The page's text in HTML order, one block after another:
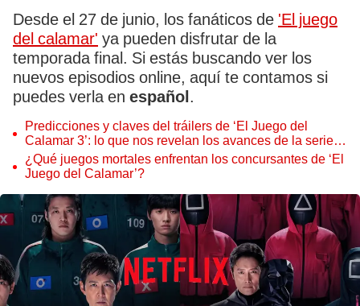
Desde el 27 de junio, los fanáticos de 'El juego
del calamar' ya pueden disfrutar de la
temporada final. Si estás buscando ver los
nuevos episodios online, aquí te contamos si
puedes verla en español.
Predicciones y claves del tráilers de ‘El Juego del
Calamar 3’: lo que nos revelan los avances de la serie
de Netflix
¿Qué juegos mortales enfrentan los concursantes de ‘El
Juego del Calamar’?